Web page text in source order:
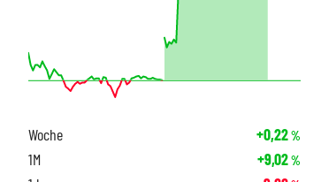
Woche +0,22%
1M +9,02%